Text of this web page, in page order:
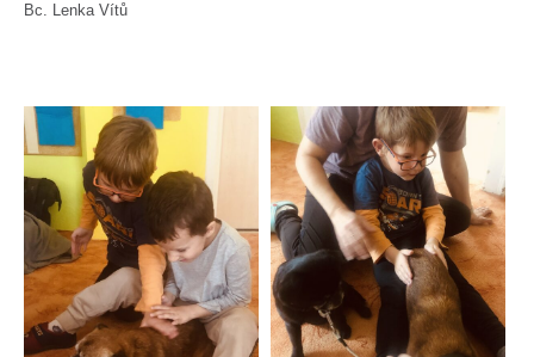
Bc. Lenka Vítů